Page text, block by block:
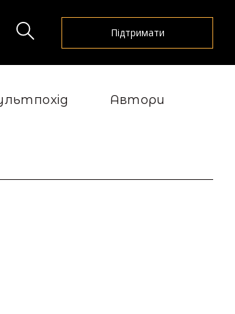
Підтримати
Автори